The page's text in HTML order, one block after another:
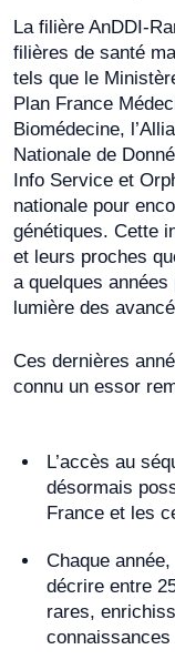
La filière AnDDI-
filières de santé
tels que le
Plan France
Biomédecine,
Nationale de
Info Service et
nationale pour
génétiques. Cette
et leurs proches
a quelques années
lumière des
Ces dernières
connu un essor
L’accès au
désormais
France et les
Chaque
décrire entre
rares,